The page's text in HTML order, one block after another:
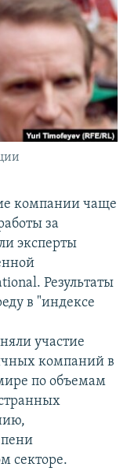
компании чаще
за
эксперты
Результаты
в "индексе
участие
компаний в
по объемам
секторе.